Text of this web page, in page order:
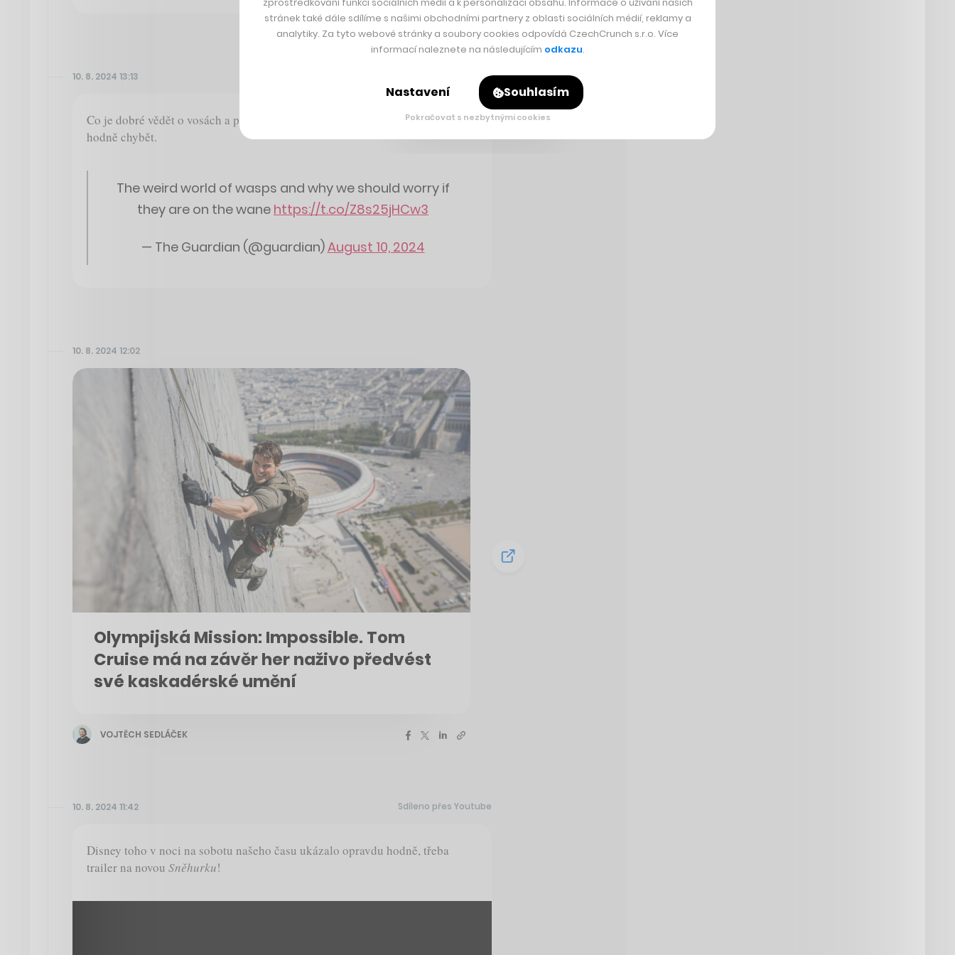
10. 8. 2024 13:13 Sdíleno přes aplikaci Twitter
Co je dobré vědět o vosách a proč by nám i ony, stejně jako včely, mohly
hodně chybět.
The weird world of wasps and why we should worry if
they are on the wane https://t.co/Z8s25jHCw3
— The Guardian (@guardian)August 10, 2024
10. 8. 2024 12:02
Olympijská Mission: Impossible. Tom
Cruise má na závěr her naživo předvést
své kaskadérské umění
VOJTĚCH SEDLÁČEK
10. 8. 2024 11:42 Sdíleno přes Youtube
Disney toho v noci na sobotu našeho času ukázalo opravdu hodně, třeba
trailer na novou Sněhurku!
stránek také dále sdílíme s našimi obchodními partnery z oblasti sociálních médií, reklamy a
analytiky. Za tyto webové stránky a soubory cookies odpovídá CzechCrunch s.r.o. Více
informací naleznete na následujícím odkazu.
Nastavení Souhlasím
Pokračovat s nezbytnými cookies